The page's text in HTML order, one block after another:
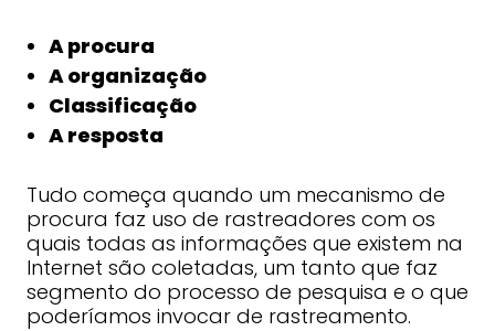
A procura
A organização
Classificação
A resposta
Tudo começa quando um mecanismo de
procura faz uso de rastreadores com os
quais todas as informações que existem na
Internet são coletadas, um tanto que faz
segmento do processo de pesquisa e o que
poderíamos invocar de rastreamento.